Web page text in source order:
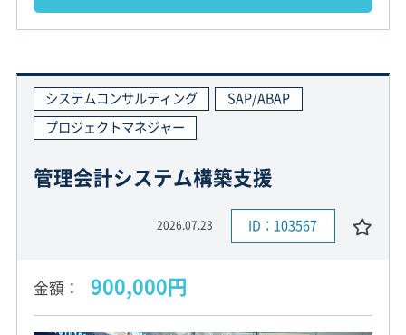
システムコンサルティング
SAP/ABAP
プロジェクトマネジャー
管理会計システム構築支援
2026.07.23 ID：103567
金額 900,000円